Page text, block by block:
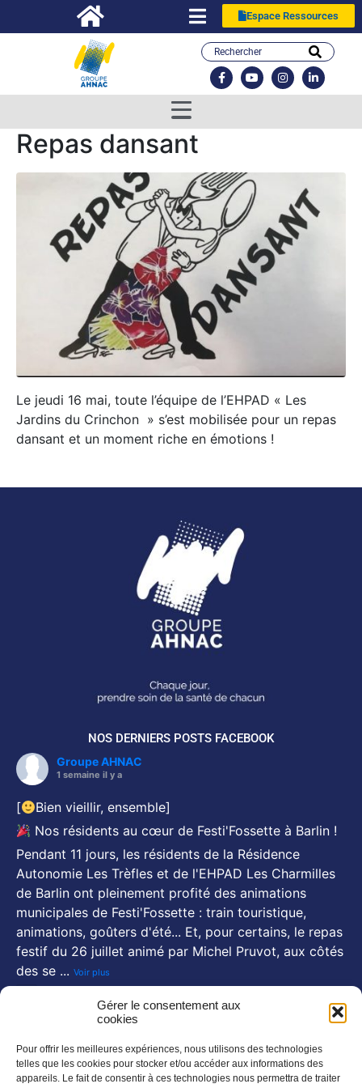
Gérer le consentement aux
cookies
Pour offrir les meilleures expériences, nous utilisons des technologies
telles que les cookies pour stocker et/ou accéder aux informations des
appareils. Le fait de consentir à ces technologies nous permettra de traiter
Espace Ressources
Repas dansant
Le jeudi 16 mai, toute l’équipe de l’EHPAD « Les
Jardins du Crinchon » s’est mobilisée pour un repas
dansant et un moment riche en émotions !
NOS DERNIERS POSTS FACEBOOK
Groupe AHNAC
1 semaine il y a
[
Bien vieillir, ensemble]
Nos résidents au cœur de Festi'Fossette à Barlin !
Pendant 11 jours, les résidents de la Résidence
Autonomie Les Trèfles et de l'EHPAD Les Charmilles
de Barlin ont pleinement profité des animations
municipales de Festi'Fossette : train touristique,
animations, goûters d'été... Et, pour certains, le repas
festif du 26 juillet animé par Michel Pruvot, aux côtés
des se ... Voir plus
· Partager
NOS NEWSLETTERS :
En savoir plus